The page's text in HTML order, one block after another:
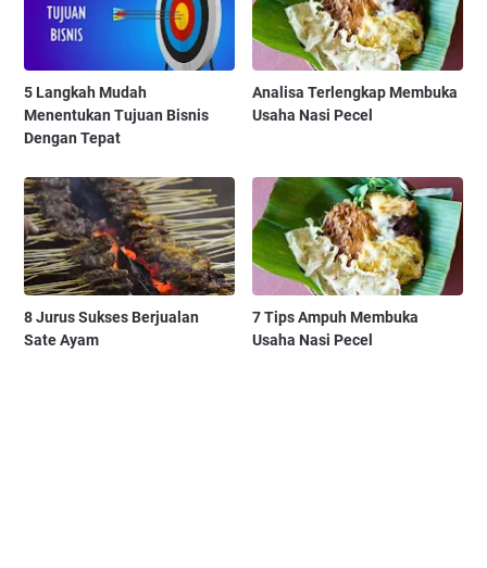
5 Langkah Mudah
Menentukan Tujuan Bisnis
Dengan Tepat
Analisa Terlengkap Membuka
Usaha Nasi Pecel
8 Jurus Sukses Berjualan
Sate Ayam
7 Tips Ampuh Membuka
Usaha Nasi Pecel